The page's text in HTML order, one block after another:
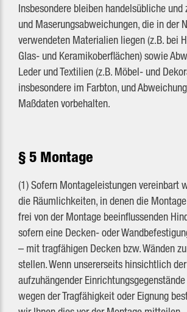
Insbesondere bleiben handelsübliche
und Maserungsabweichungen, die in der
verwendeten Materialien liegen (z.B. bei
Glas- und Keramikoberflächen) sowie
Leder und Textilien (z.B. Möbel- und
insbesondere im Farbton, und
Maßdaten vorbehalten.
§ 5 Montage
(1) Sofern Montageleistungen vereinbart
die Räumlichkeiten, in denen die
frei von der Montage beeinflussenden
sofern eine Decken- oder
– mit tragfähigen Decken bzw. Wänden
stellen. Wenn unsererseits hinsichtlich
aufzuhängender
wegen der Tragfähigkeit oder Eignung